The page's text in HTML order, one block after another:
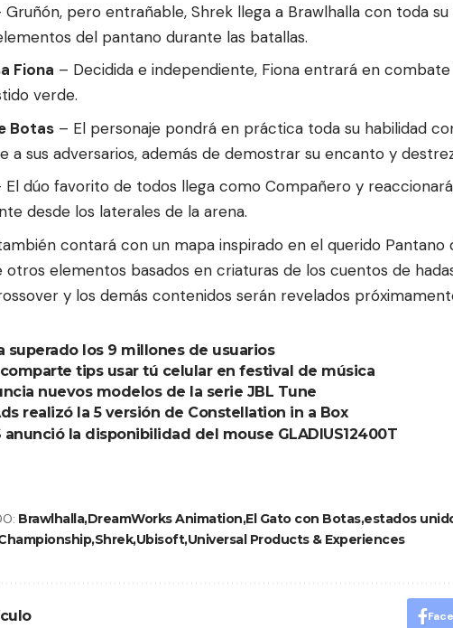
Gruñón, pero entrañable, Shrek llega a Brawlhalla con toda
del pantano durante las batallas.
Fiona – Decidida e independiente, Fiona entrará en
verde.
Botas – El personaje pondrá en práctica toda su habilidad
a sus adversarios, además de demostrar su encanto y
El dúo favorito de todos llega como Compañero y
desde los laterales de la arena.
contará con un mapa inspirado en el querido Pantano
otros elementos basados en criaturas de los cuentos de
y los demás contenidos serán revelados
superado los 9 millones de usuarios
tips usar tú celular en festival de música
nuevos modelos de la serie JBL Tune
realizó la 5 versión de Constellation in a Box
anunció la disponibilidad del mouse GLADIUS12400T
BrawlhallaDreamWorks Animation El Gato con Botasestados
ShrekUbisoftUniversal Products & Experiences